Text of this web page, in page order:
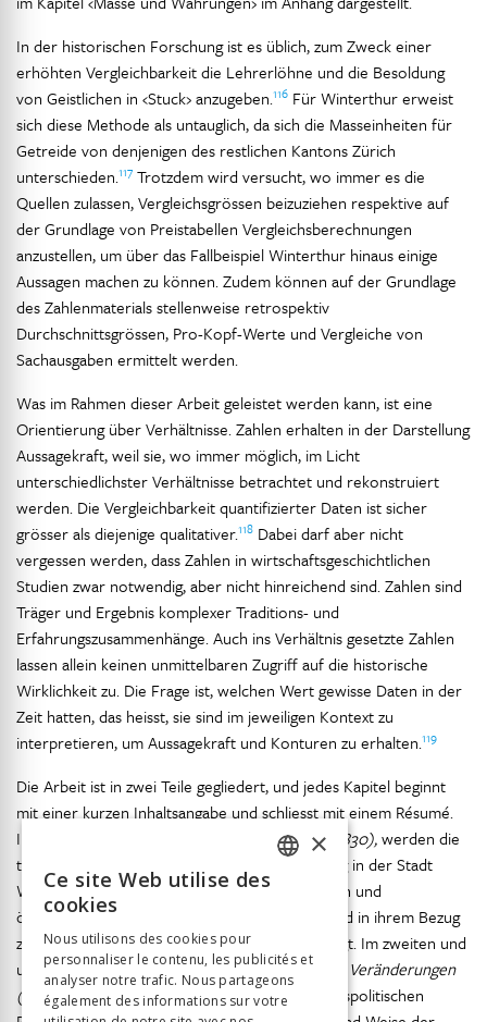
In der historischen Forschung ist es üblich, zum Zweck einer
erhöhten Vergleichbarkeit die Lehrerlöhne und die Besoldung
von Geistlichen in ‹Stuck› anzugeben.116 Für Winterthur erweist
sich diese Methode als untauglich, da sich die Masseinheiten für
Getreide von denjenigen des restlichen Kantons Zürich
unterschieden.117 Trotzdem wird versucht, wo immer es die
Quellen zulassen, Vergleichsgrössen beizuziehen respektive auf
der Grundlage von Preistabellen Vergleichsberechnungen
anzustellen, um über das Fallbeispiel Winterthur hinaus einige
Aussagen machen zu können. Zudem können auf der Grundlage
des Zahlenmaterials stellenweise retrospektiv
Durchschnittsgrössen, Pro-Kopf-Werte und Vergleiche von
Sachausgaben ermittelt werden.
Was im Rahmen dieser Arbeit geleistet werden kann, ist eine
Orientierung über Verhältnisse. Zahlen erhalten in der Darstellung
Aussagekraft, weil sie, wo immer möglich, im Licht
unterschiedlichster Verhältnisse betrachtet und rekonstruiert
werden. Die Vergleichbarkeit quantifizierter Daten ist sicher
grösser als diejenige qualitativer.118 Dabei darf aber nicht
vergessen werden, dass Zahlen in wirtschaftsgeschichtlichen
Studien zwar notwendig, aber nicht hinreichend sind. Zahlen sind
Träger und Ergebnis komplexer Traditions- und
Erfahrungszusammenhänge. Auch ins Verhältnis gesetzte Zahlen
lassen allein keinen unmittelbaren Zugriff auf die historische
Wirklichkeit zu. Die Frage ist, welchen Wert gewisse Daten in der
Zeit hatten, das heisst, sie sind im jeweiligen Kontext zu
interpretieren, um Aussagekraft und Konturen zu erhalten.119
Die Arbeit ist in zwei Teile gegliedert, und jedes Kapitel beginnt
mit einer kurzen Inhaltsangabe und schliesst mit einem Résumé.
Im ersten Teil,
Alte Ordnung im Wandel (1789–1830),werden die
traditionellen Verhältnisse der Schulfinanzierung in der Stadt
Winterthur vor dem Hintergrund der politischen und
ökonomischen Schwankungen rekonstruiert und in ihrem Bezug
zu den sozialen Verhältnissen der Stadt dargelegt. Im zweiten und
umfangreicheren Teil,Liberaler Aufbruch bringt Veränderungen
(1831–1869),werden die politischen und bildungspolitischen
ITALIAN
×
Ce site Web utilise des
cookies
Nous utilisons des cookies pour
personnaliser le contenu, les publicités et
analyser notre trafic. Nous partageons
également des informations sur votre